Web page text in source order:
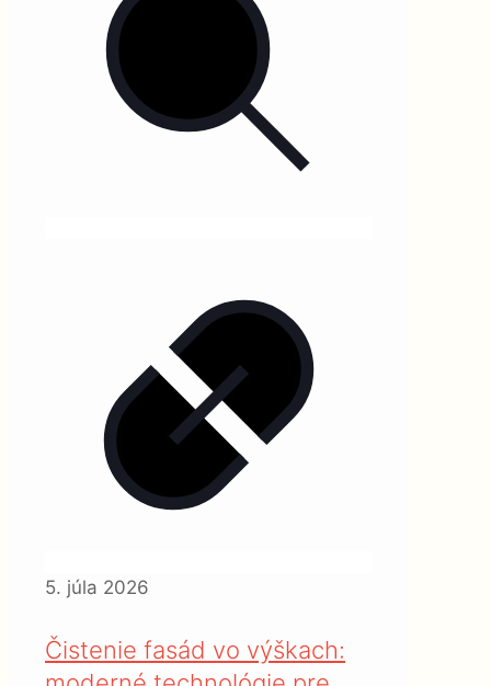
5. júla 2026
Čistenie fasád vo výškach: